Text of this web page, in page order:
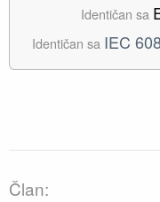
Identičan sa
Identičan sa IEC
Član: